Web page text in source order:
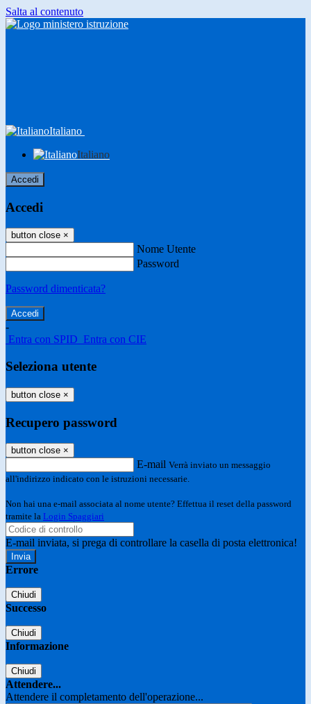
Salta al contenuto
Italiano
Italiano
Accedi
Accedi
button close ×
Nome Utente
Password
Password dimenticata?
-
Entra con SPID Entra con CIE
Seleziona utente
button close ×
Recupero password
button close ×
E-mail Verrà inviato un messaggio
all'indirizzo indicato con le istruzioni necessarie.
Non hai una e-mail associata al nome utente? Effettua il reset della password
tramite la Login Spaggiari
E-mail inviata, si prega di controllare la casella di posta elettronica!
Errore
Chiudi
Successo
Chiudi
Informazione
Chiudi
Attendere...
Attendere il completamento dell'operazione...